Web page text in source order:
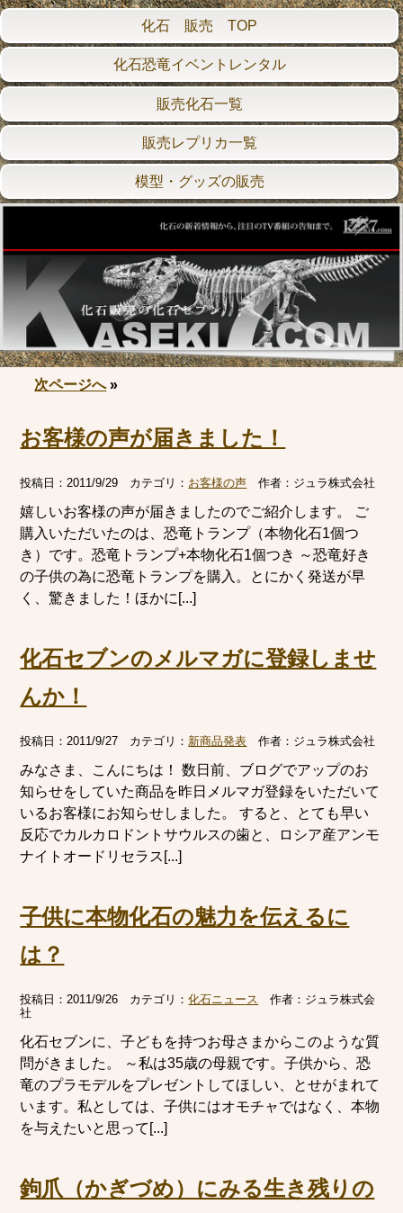
化石 販売 TOP
化石恐竜イベントレンタル
販売化石一覧
販売レプリカ一覧
模型・グッズの販売
次ページへ»
お客様の声が届きました！
投稿日：2011/9/29 カテゴリ： お客様の声 作者： ジュラ株式会社
嬉しいお客様の声が届きましたのでご紹介します。 ご
購入いただいたのは、恐竜トランプ（本物化石1個つ
き）です。恐竜トランプ+本物化石1個つき ～恐竜好き
の子供の為に恐竜トランプを購入。とにかく発送が早
く、驚きました！ほかに[...]
化石セブンのメルマガに登録しませ
んか！
投稿日：2011/9/27 カテゴリ： 新商品発表 作者： ジュラ株式会社
みなさま、こんにちは！ 数日前、ブログでアップのお
知らせをしていた商品を昨日メルマガ登録をいただいて
いるお客様にお知らせしました。 すると、とても早い
反応でカルカロドントサウルスの歯と、ロシア産アンモ
ナイトオードリセラス[...]
子供に本物化石の魅力を伝えるに
は？
投稿日：2011/9/26 カテゴリ：化石ニュース 作者： ジュラ株式会
社
化石セブンに、子どもを持つお母さまからこのような質
問がきました。 ～私は35歳の母親です。子供から、恐
竜のプラモデルをプレゼントしてほしい、とせがまれて
います。私としては、子供にはオモチャではなく、本物
を与えたいと思って[...]
鉤爪（かぎづめ）にみる生き残りの